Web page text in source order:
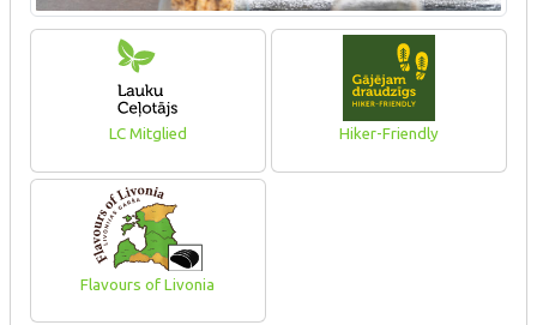
LC Mitglied Hiker-Friendly
Flavours of Livonia